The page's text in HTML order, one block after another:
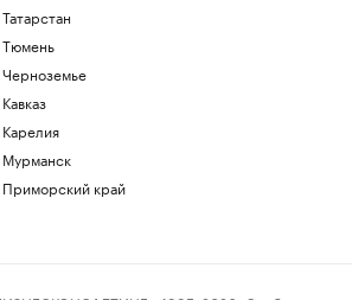
Татарстан
Тюмень
Черноземье
Кавказ
Карелия
Мурманск
Приморский край